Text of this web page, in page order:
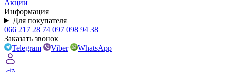
Акции
Информация
Для покупателя
066 217 28 74 097 098 94 38
Заказать звонок
Telegram
Viber WhatsApp